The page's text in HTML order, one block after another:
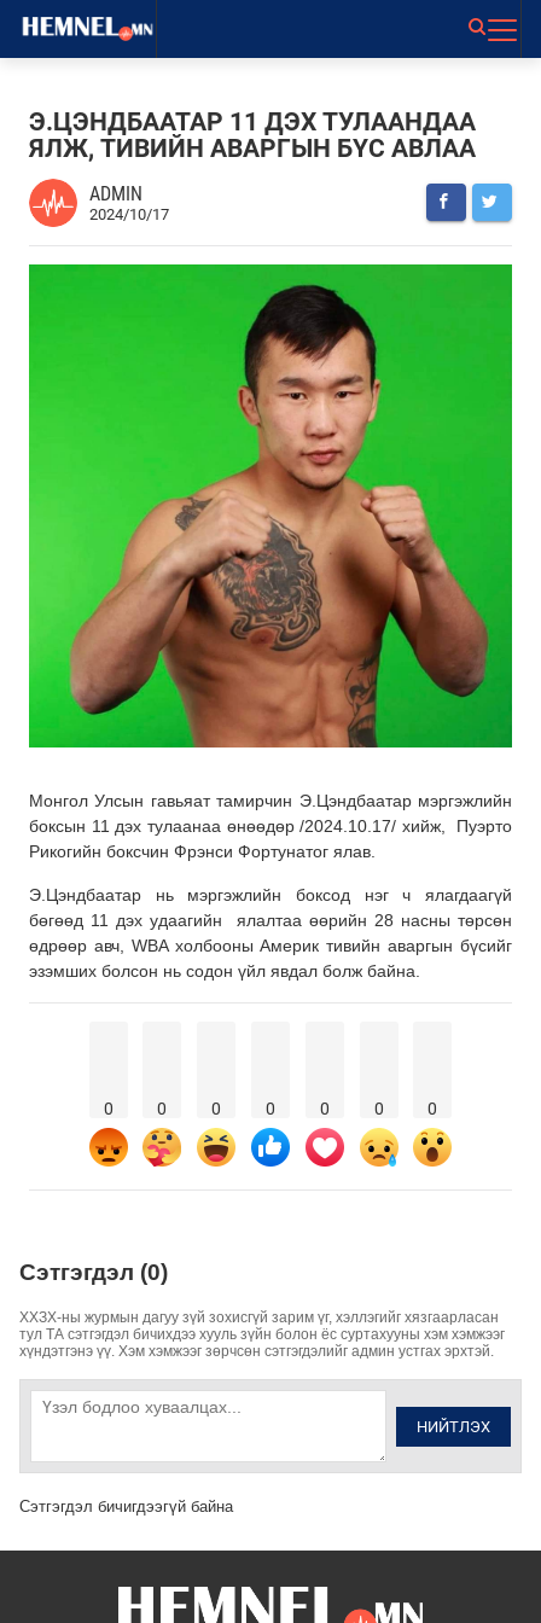
Э.ЦЭНДБААТАР 11 ДЭХ ТУЛААНДАА
ЯЛЖ, ТИВИЙН АВАРГЫН БҮС АВЛАА
ADMIN
2024/10/17
Монгол Улсын гавьяат тамирчин Э.Цэндбаатар мэргэжлийн
боксын 11 дэх тулаанаа өнөөдөр /2024.10.17/ хийж, Пуэрто
Рикогийн боксчин Фрэнси Фортунатог ялав.
Э.Цэндбаатар нь мэргэжлийн боксод нэг ч ялагдаагүй
бөгөөд 11 дэх удаагийн ялалтаа өөрийн 28 насны төрсөн
өдрөөр авч, WBA холбооны Амeрик тивийн аваргын бүсийг
эзэмших болсон нь содон үйл явдал болж байна.
0 0 0 0 0 0 0
Сэтгэгдэл (0)
ХХЗХ-ны журмын дагуу зүй зохисгүй зарим үг, хэллэгийг хязгаарласан
тул ТА сэтгэгдэл бичихдээ хууль зүйн болон ёс суртахууны хэм хэмжээг
хүндэтгэнэ үү. Хэм хэмжээг зөрчсөн сэтгэгдэлийг админ устгах эрхтэй.
НИЙТЛЭХ
Сэтгэгдэл бичигдээгүй байна